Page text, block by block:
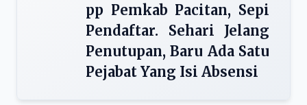
pp Pemkab Pacitan, Sepi
Pendaftar. Sehari Jelang
Penutupan, Baru Ada Satu
Pejabat Yang Isi Absensi